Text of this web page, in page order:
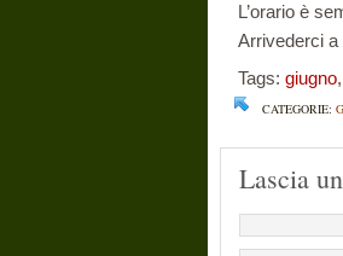
L’orario è
Arrivederci a
Tags: giugno,
CATEGORIE:
Lascia